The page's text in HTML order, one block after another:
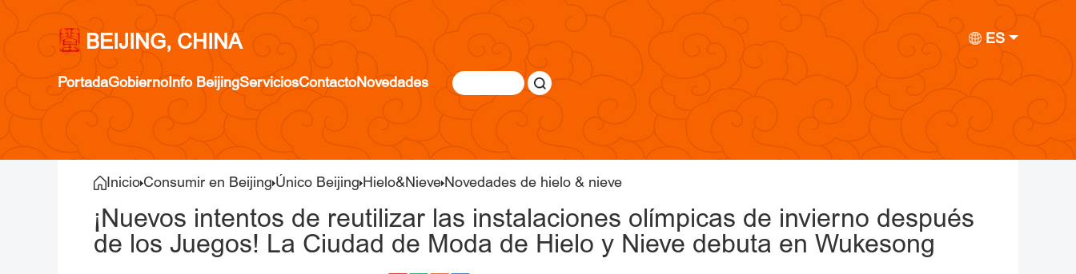
BEIJING, CHINA ES
PortadaGobiernoInfo BeijingServiciosContactoNovedades
Inicio Consumir en Beijing Único Beijing Hielo&Nieve Novedades de hielo & nieve
¡Nuevos intentos de reutilizar las instalaciones olímpicas de invierno después
de los Juegos! La Ciudad de Moda de Hielo y Nieve debuta en Wukesong